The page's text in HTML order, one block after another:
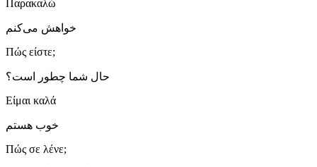
Παρακαλώ
خواهش می‌کنم
Πώς είστε;
حال شما چطور است؟
Είμαι καλά
خوب هستم
Πώς σε λένε;